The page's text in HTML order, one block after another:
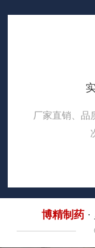
厂家直销、品
博精制药